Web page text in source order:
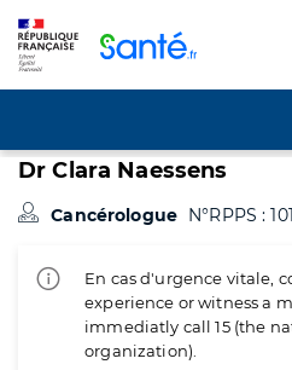
Dr Clara Naessens
Cancérologue N°RPPS :
En cas d'urgence vitale,
experience or witness a
immediatly call 15 (the
organization).